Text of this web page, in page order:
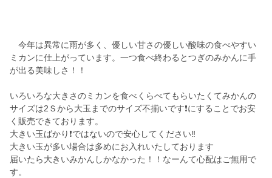
今年は異常に雨が多く、優しい甘さの優しい酸味の食べやすい
ミカンに仕上がっています。一つ食べ終わるとつぎのみかんに手
が出る美味しさ！！
いろいろな大きさのミカンを食べくらべてもらいたくてみかんの
サイズは2Ｓから大玉までのサイズ不揃いです❗にすることでお安
く販売できております。
大きい玉ばかり❗ではないので安心してください‼️
大きい玉が多い場合は多めにお入れいたしております
届いたら大きいみかんしかなかった！！なーんて心配はご無用で
す。